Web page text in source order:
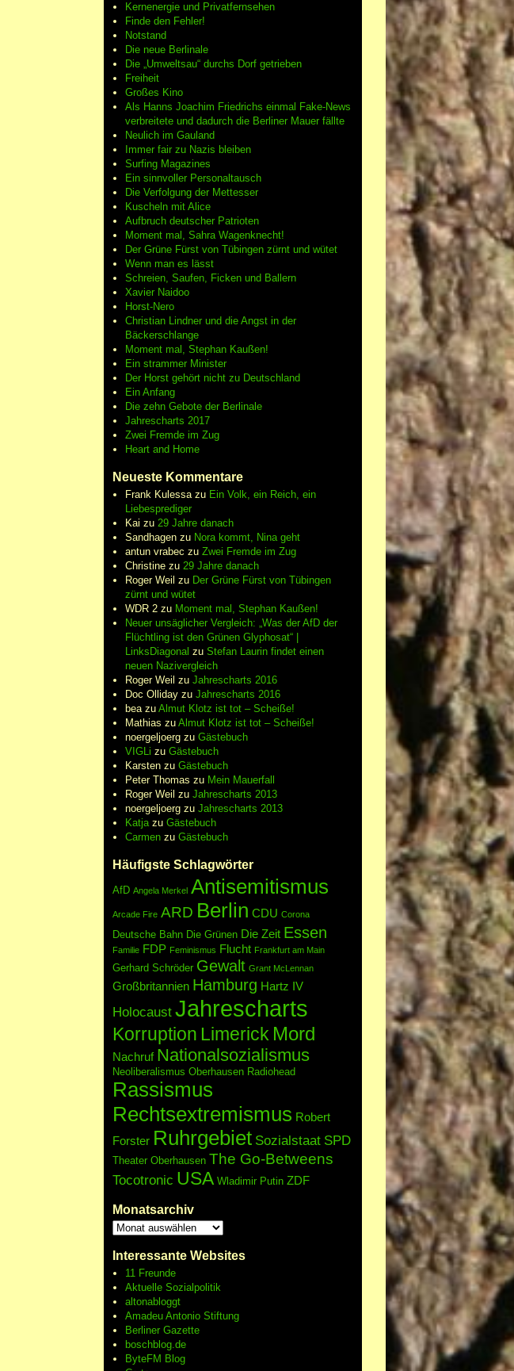
Kernenergie und Privatfernsehen
Finde den Fehler!
Notstand
Die neue Berlinale
Die „Umweltsau“ durchs Dorf getrieben
Freiheit
Großes Kino
Als Hanns Joachim Friedrichs einmal Fake-News
verbreitete und dadurch die Berliner Mauer fällte
Neulich im Gauland
Immer fair zu Nazis bleiben
Surfing Magazines
Ein sinnvoller Personaltausch
Die Verfolgung der Mettesser
Kuscheln mit Alice
Aufbruch deutscher Patrioten
Moment mal, Sahra Wagenknecht!
Der Grüne Fürst von Tübingen zürnt und wütet
Wenn man es lässt
Schreien, Saufen, Ficken und Ballern
Xavier Naidoo
Horst-Nero
Christian Lindner und die Angst in der
Bäckerschlange
Moment mal, Stephan Kaußen!
Ein strammer Minister
Der Horst gehört nicht zu Deutschland
Ein Anfang
Die zehn Gebote der Berlinale
Jahrescharts 2017
Zwei Fremde im Zug
Heart and Home
Neueste Kommentare
Frank Kulessazu Ein Volk, ein Reich, ein
Liebesprediger
Kai zu 29 Jahre danach
Sandhagenzu Nora kommt, Nina geht
antun vrabec zu Zwei Fremde im Zug
Christinezu 29 Jahre danach
Roger Weil zu Der Grüne Fürst von Tübingen
zürnt und wütet
WDR 2zu Moment mal, Stephan Kaußen!
Neuer unsäglicher Vergleich: „Was der AfD der
Flüchtling ist den Grünen Glyphosat“ |
LinksDiagonal zu Stefan Laurin findet einen
neuen Nazivergleich
Roger Weil zu Jahrescharts 2016
Doc Ollidayzu Jahrescharts 2016
beazu Almut Klotz ist tot – Scheiße!
Mathias zu Almut Klotz ist tot – Scheiße!
noergeljoergzu Gästebuch
VIGLi zu Gästebuch
Karstenzu Gästebuch
Peter Thomas zu Mein Mauerfall
Roger Weil zu Jahrescharts 2013
noergeljoergzu Jahrescharts 2013
Katjazu Gästebuch
Carmenzu Gästebuch
Häufigste Schlagwörter
AfD Angela Merkel Antisemitismus
Arcade Fire ARD Berlin CDU Corona
Deutsche Bahn Die Grünen Die Zeit Essen
Familie FDP Feminismus Flucht Frankfurt am Main
Gerhard Schröder Gewalt Grant McLennan
Großbritannien Hamburg Hartz IV
Holocaust Jahrescharts
Korruption Limerick Mord
Nachruf Nationalsozialismus
Neoliberalismus Oberhausen Radiohead
Rassismus
Rechtsextremismus Robert
Forster Ruhrgebiet Sozialstaat SPD
Theater Oberhausen The Go-Betweens
Tocotronic USA Wladimir Putin ZDF
Monatsarchiv
Interessante Websites
11 Freunde
Aktuelle Sozialpolitik
altonabloggt
Amadeu Antonio Stiftung
Berliner Gazette
boschblog.de
ByteFM Blog